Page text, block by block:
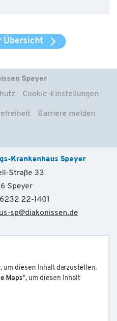
Übersicht
Speyer
Cookie-Einstellungen
Barriere melden
Krankenhaus Speyer
Straße 33
Speyer
22-1401
sp@diakonissen.de
um diesen Inhalt darzustellen.
Maps", um diesen Inhalt